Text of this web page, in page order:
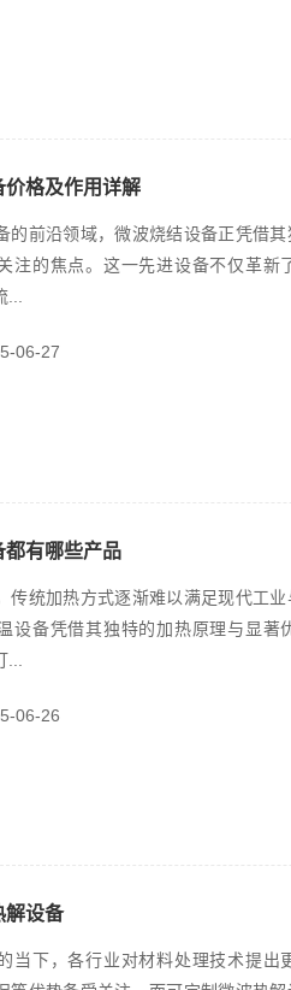
价格及作用详解
的前沿领域，微波烧结设备正凭借
注的焦点。这一先进设备不仅革新
06-27
都有哪些产品
传统加热方式逐渐难以满足现代工
设备凭借其独特的加热原理与显著
06-26
解设备
当下，各行业对材料处理技术提出